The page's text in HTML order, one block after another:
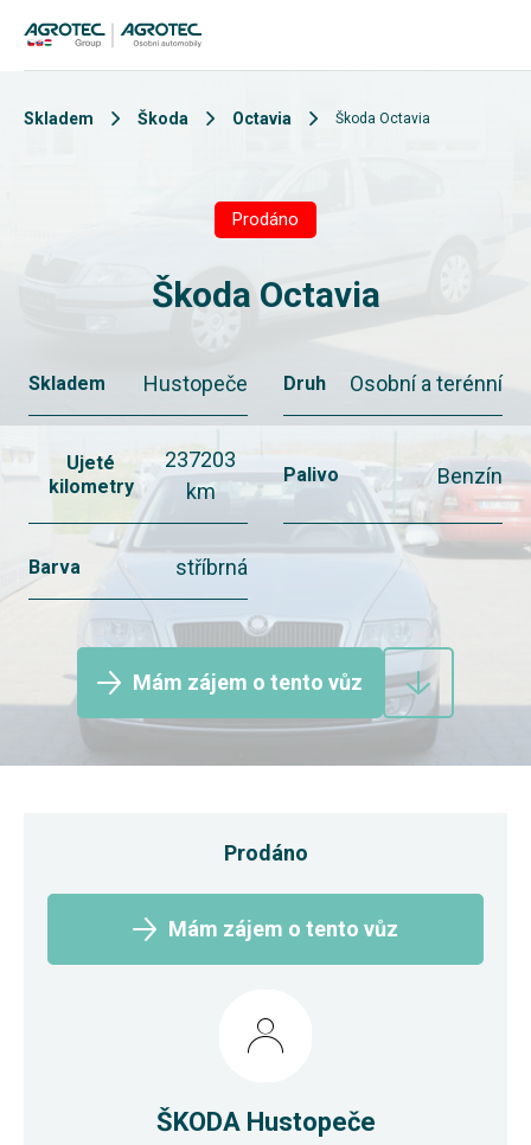
Skladem Škoda Octavia Škoda Octavia
Prodáno
Škoda Octavia
Skladem Hustopeče Druh Osobní a terénní
Ujeté
kilometry
237203
km
Palivo Benzín
Barva stříbrná
Mám zájem o tento vůz
Prodáno
Mám zájem o tento vůz
ŠKODA Hustopeče